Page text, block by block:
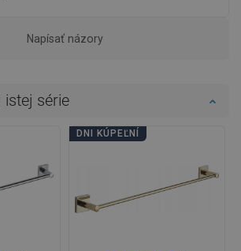
Napísať názory
istej série
DNI KÚPEĽNÍ